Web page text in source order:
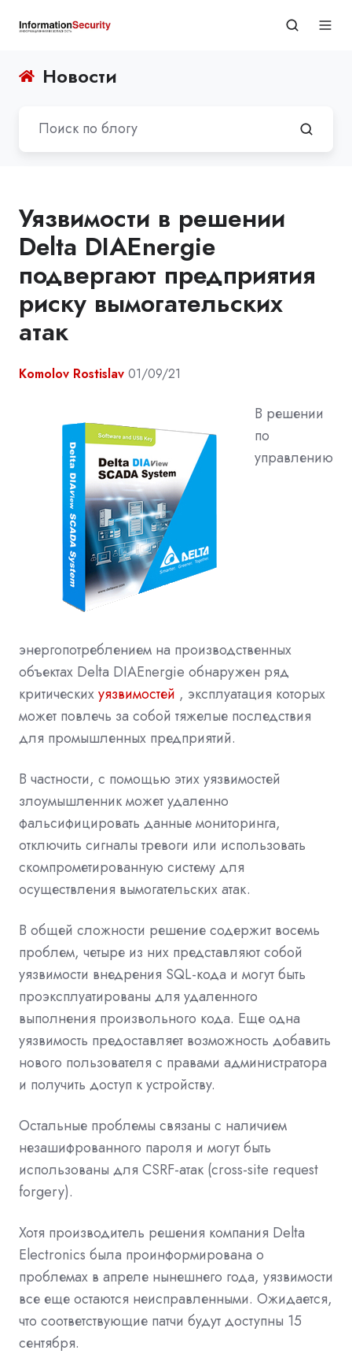
Новости
Уязвимости в решении
Delta DIAEnergie
подвергают предприятия
риску вымогательских
атак
Komolov Rostislav 01/09/21
В решении
по
управлению
энергопотреблением на производственных
объектах Delta DIAEnergie обнаружен ряд
критическихуязвимостей , эксплуатация которых
может повлечь за собой тяжелые последствия
для промышленных предприятий.
В частности, с помощью этих уязвимостей
злоумышленник может удаленно
фальсифицировать данные мониторинга,
отключить сигналы тревоги или использовать
скомпрометированную систему для
осуществления вымогательских атак.
В общей сложности решение содержит восемь
проблем, четыре из них представляют собой
уязвимости внедрения SQL-кода и могут быть
проэксплуатированы для удаленного
выполнения произвольного кода. Еще одна
уязвимость предоставляет возможность добавить
нового пользователя с правами администратора
и получить доступ к устройству.
Остальные проблемы связаны с наличием
незашифрованного пароля и могут быть
использованы для CSRF-атак (cross-site request
forgery).
Хотя производитель решения компания Delta
Electronics была проинформирована о
проблемах в апреле нынешнего года, уязвимости
все еще остаются неисправленными. Ожидается,
что соответствующие патчи будут доступны 15
сентября.